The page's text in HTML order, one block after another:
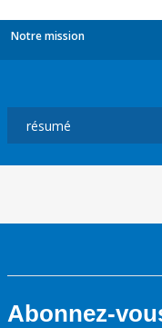
Notre mission
Abonnez-